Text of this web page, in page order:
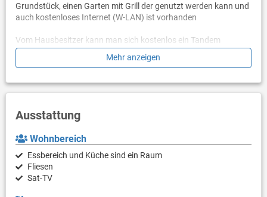
Grundstück, einen Garten mit Grill der genutzt werden kann und
auch kostenloses Internet (W-LAN) ist vorhanden
Vom Hausbesitzer kann man sich kostenlos ein Tandem
Fahrrad leihen (siehe Foto). Des Weiteren kann man sich auch
ein Sportboot gegen Gebühr mieten (siehe Foto) - bitte vorher
Mehr anzeigen
Ausstattung
Wohnbereich
Essbereich und Küche sind ein Raum
Fliesen
Sat-TV